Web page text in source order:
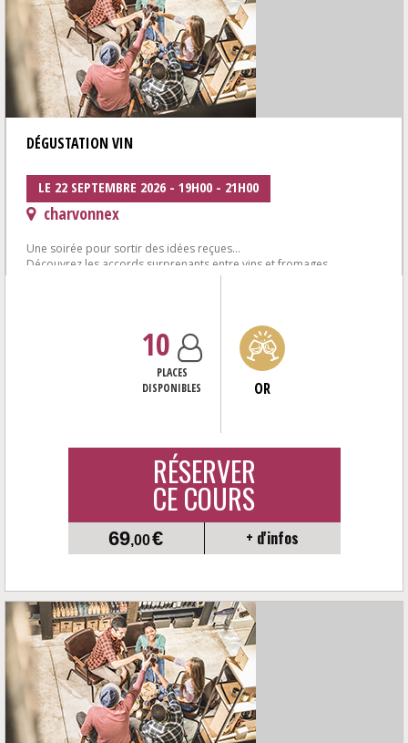
DÉGUSTATION VIN
LE 22 SEPTEMBRE 2026 - 19H00 - 21H00
charvonnex
Une soirée pour sortir des idées reçues...
Découvrez les accords surprenants entre vins et fromages
6 vins autour de fromages affinés de la...
10
PLACES
DISPONIBLES
OR
RÉSERVER
CE COURS
69,00€ + d'infos